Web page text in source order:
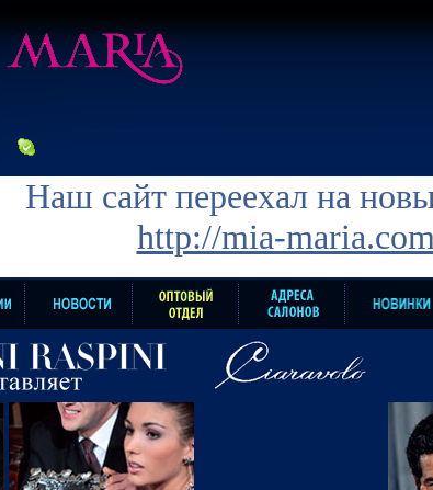
Наш сайт переехал на
http://mia-